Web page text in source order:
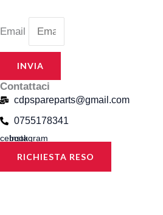
Email
INVIA
Contattaci
cdpspareparts@gmail.com
0755178341
Instagram
RICHIESTA RESO